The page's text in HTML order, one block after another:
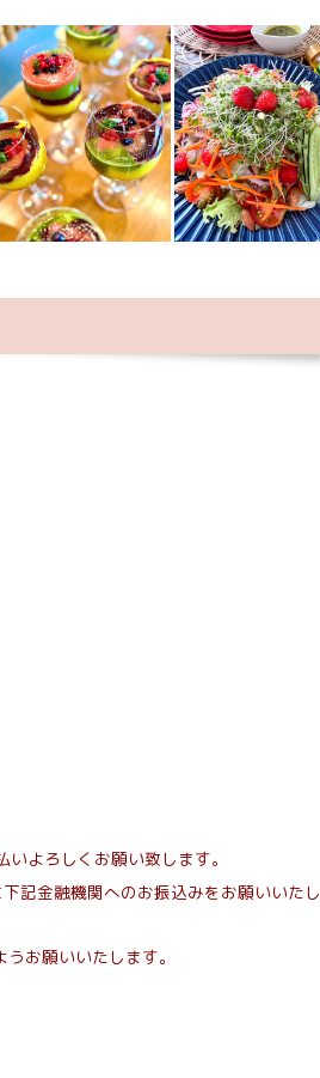
よろしくお願い致します。
記金融機関へのお振込みをお願いいたし
お願いいたします。